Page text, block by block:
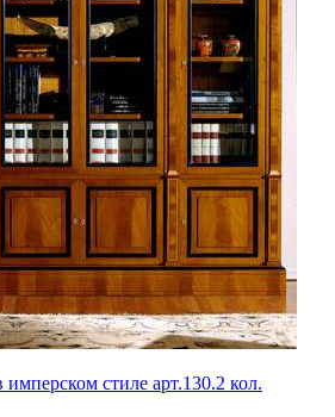
стиле арт.130.2 кол.